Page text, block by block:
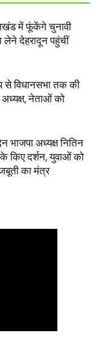
में फूंकेंगे चुनावी
लेने देहरादून पहुंचीं
विधानसभा तक की
अध्यक्ष, नेताओं को
भाजपा अध्यक्ष नितिन
किए दर्शन, युवाओं को
का मंत्र